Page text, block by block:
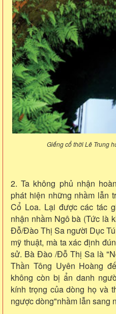
Giếng cổ thời Lê Trung
2. Ta không phủ nhận
phát hiện những nhầm lẫn
Cổ Loa. Lại được các tác
nhận nhầm Ngô bà (Tức là
Đỗ/Đào Thị Sa người Dục
mỹ thuật, mà ta xác định
sử. Bà Đào /Đỗ Thị Sa là
Thần Tông Uyên Hoàng
không còn bị ẩn danh
kính trọng của dòng họ và
ngược dòng"nhầm lẫn sang